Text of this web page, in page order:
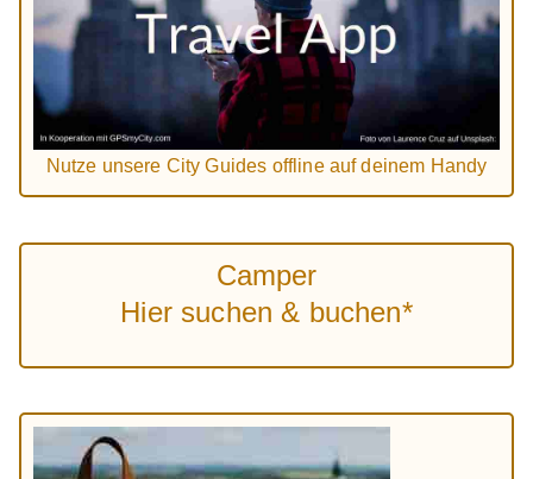
Nutze unsere City Guides offline auf deinem Handy
Camper
Hier suchen & buchen*